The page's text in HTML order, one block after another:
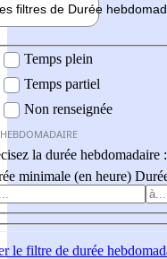
filtres de Durée hebdo
Temps plein
Temps partiel
Non renseignée
la durée hebdomadaire :
minimale (en heure)
le filtre de durée